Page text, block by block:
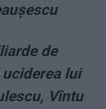
de
lui
Vîntu